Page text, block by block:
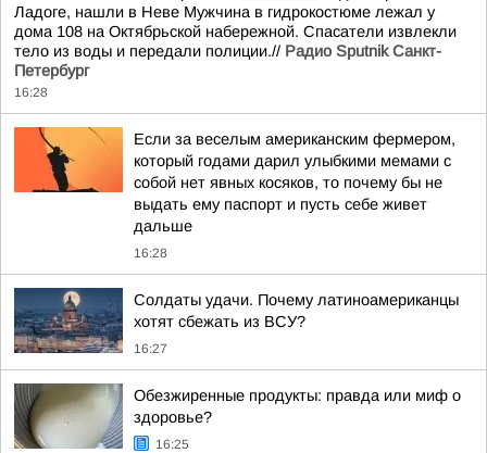
Ладоге, нашли в Неве Мужчина в гидрокостюме лежал у
дома 108 на Октябрьской набережной. Спасатели извлекли
тело из воды и передали полиции.// Радио Sputnik Санкт-
Петербург
16:28
Если за веселым американским фермером,
который годами дарил улыбкими мемами с
собой нет явных косяков, то почему бы не
выдать ему паспорт и пусть себе живет
дальше
16:28
Солдаты удачи. Почему латиноамериканцы
хотят сбежать из ВСУ?
16:27
Обезжиренные продукты: правда или миф о
здоровье?
16:25